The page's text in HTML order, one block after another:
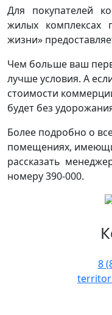
Для покупателей
жилых комплексах
жизни»
Чем больше ваш
лучше условия. А
стоимости
будет без
Более подробно о
помещениях,
рассказать
номеру 390-000.
8